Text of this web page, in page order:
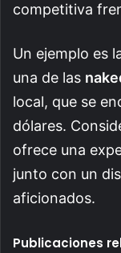
competitiva
Un ejemplo es
una de las
local, que se
dólares.
ofrece una
junto con un
aficionados.
Publicaciones